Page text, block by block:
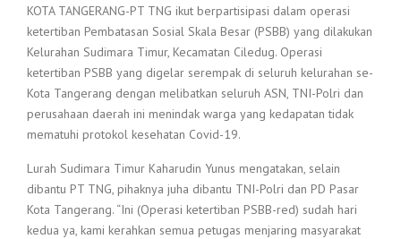
KOTA TANGERANG-PT TNG ikut berpartisipasi dalam operasi
ketertiban Pembatasan Sosial Skala Besar (PSBB) yang dilakukan
Kelurahan Sudimara Timur, Kecamatan Ciledug. Operasi
ketertiban PSBB yang digelar serempak di seluruh kelurahan se-
Kota Tangerang dengan melibatkan seluruh ASN, TNI-Polri dan
perusahaan daerah ini menindak warga yang kedapatan tidak
mematuhi protokol kesehatan Covid-19.
Lurah Sudimara Timur Kaharudin Yunus mengatakan, selain
dibantu PT TNG, pihaknya juha dibantu TNI-Polri dan PD Pasar
Kota Tangerang. “Ini (Operasi ketertiban PSBB-red) sudah hari
kedua ya, kami kerahkan semua petugas menjaring masyarakat